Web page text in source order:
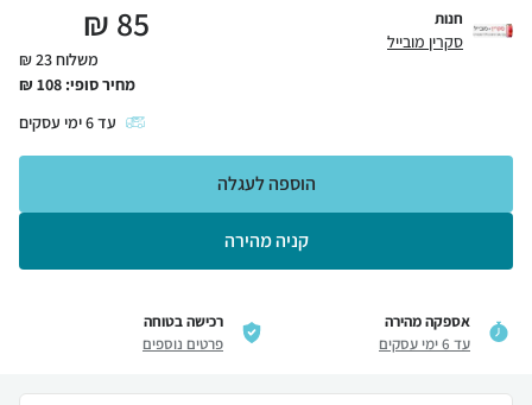
חנות
סקרין מובייל 85
₪
משלוח 23 ₪
מחיר סופי: 108
₪
עד6ימי עסקים
קניה מהירה
הוספה לעגלה
אספקה מהירה
עד 6 ימי עסקים
רכישה בטוחה
פרטים נוספים